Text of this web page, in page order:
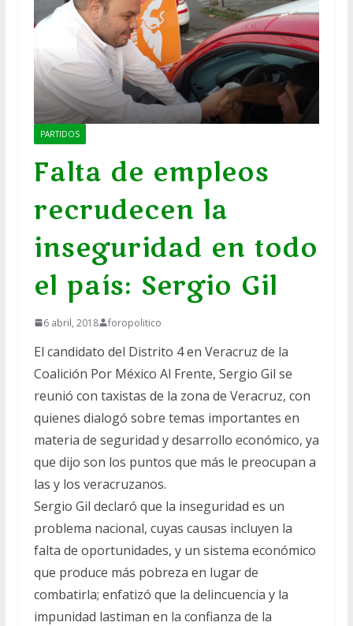
PARTIDOS
Falta de empleos
recrudecen la
inseguridad en todo
el país: Sergio Gil
6 abril, 2018 foropolitico
El candidato del Distrito 4 en Veracruz de la
Coalición Por México Al Frente, Sergio Gil se
reunió con taxistas de la zona de Veracruz, con
quienes dialogó sobre temas importantes en
materia de seguridad y desarrollo económico, ya
que dijo son los puntos que más le preocupan a
las y los veracruzanos.
Sergio Gil declaró que la inseguridad es un
problema nacional, cuyas causas incluyen la
falta de oportunidades, y un sistema económico
que produce más pobreza en lugar de
combatirla; enfatizó que la delincuencia y la
impunidad lastiman en la confianza de la